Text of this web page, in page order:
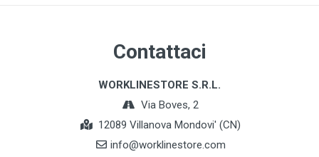
Contattaci
WORKLINESTORE S.R.L.
Via Boves, 2
12089 Villanova Mondovi' (CN)
info@worklinestore.com